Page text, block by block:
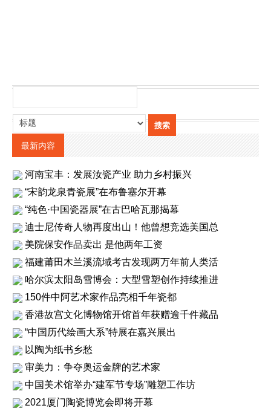
最新内容
河南宝丰：发展汝瓷产业 助力乡村振兴
“宋韵龙泉青瓷展”在布鲁塞尔开幕
“纯色·中国瓷器展”在古巴哈瓦那揭幕
迪士尼传奇人物再度出山！他曾想竞选美国总
美院保安作品卖出 是他两年工资
福建莆田木兰溪流域考古发现两万年前人类活
哈尔滨太阳岛雪博会：大型雪塑创作持续推进
150件中阿艺术家作品亮相千年瓷都
香港故宫文化博物馆开馆首年获赠逾千件藏品
“中国历代绘画大系”特展在嘉兴展出
以陶为纸书乡愁
审美力：争夺奥运金牌的艺术家
中国美术馆举办“建军节专场”雕塑工作坊
2021厦门陶瓷博览会即将开幕